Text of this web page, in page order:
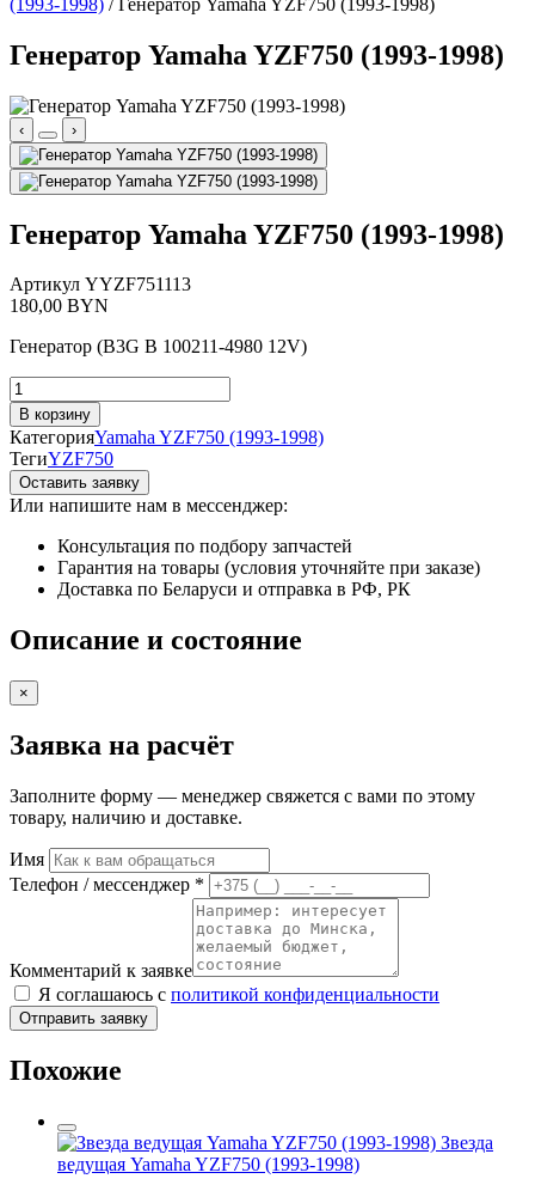
Генератор Yamaha YZF750 (1993-1998)
‹ ›
Генератор Yamaha YZF750 (1993-1998)
Артикул YYZF751113
180,00 BYN
Генератор (B3G B 100211-4980 12V)
Количество
товара
Генератор
Yamaha
YZF750
(1993-
1998)
В корзину
КатегорияYamaha YZF750 (1993-1998)
ТегиYZF750
Оставить заявку
Или напишите нам в мессенджер:
Консультация по подбору запчастей
Гарантия на товары (условия уточняйте при заказе)
Доставка по Беларуси и отправка в РФ, РК
Описание и состояние
×
Заявка на расчёт
Заполните форму — менеджер свяжется с вами по этому
товару, наличию и доставке.
Имя
Телефон / мессенджер *
Комментарий к заявке
Я соглашаюсь с политикой конфиденциальности
Отправить заявку
Похожие
Звезда
ведущая Yamaha YZF750 (1993-1998)